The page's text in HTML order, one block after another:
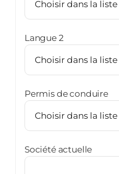
Langue 2
Permis de conduire
Société actuelle